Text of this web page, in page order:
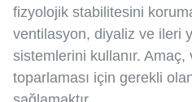
fizyolojik stabilitesini
ventilasyon, diyaliz ve ileri
sistemlerini kullanır.
toparlaması için gerekli